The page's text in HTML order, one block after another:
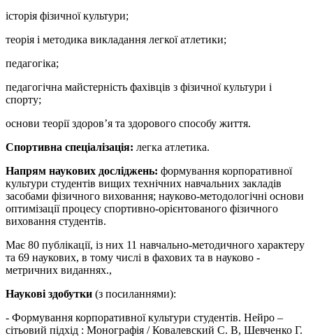
історія фізичної культури;
теорія і методика викладання легкої атлетики;
педагогіка;
педагогічна майстерність фахівців з фізичної культури і
спорту;
основи теорії здоров’я та здорового способу життя.
Спортивна спеціалізація: легка атлетика.
Напрям наукових досліджень: формування корпоративної
культури студентів вищих технічних навчальних закладів
засобами фізичного виховання; науково-методологічні основи
оптимізації процесу спортивно-орієнтованого фізичного
виховання студентів.
Має 80 публікації, із них 11 навчально-методичного характеру
та 69 наукових, в тому числі в фахових та в науково -
метричних виданнях.,
Наукові здобутки (з посиланнями):
- Формування корпоративної культури студентів. Нейро –
сітьовий підхід : Монографія / Ковалевский С. В, Шевченко Г.